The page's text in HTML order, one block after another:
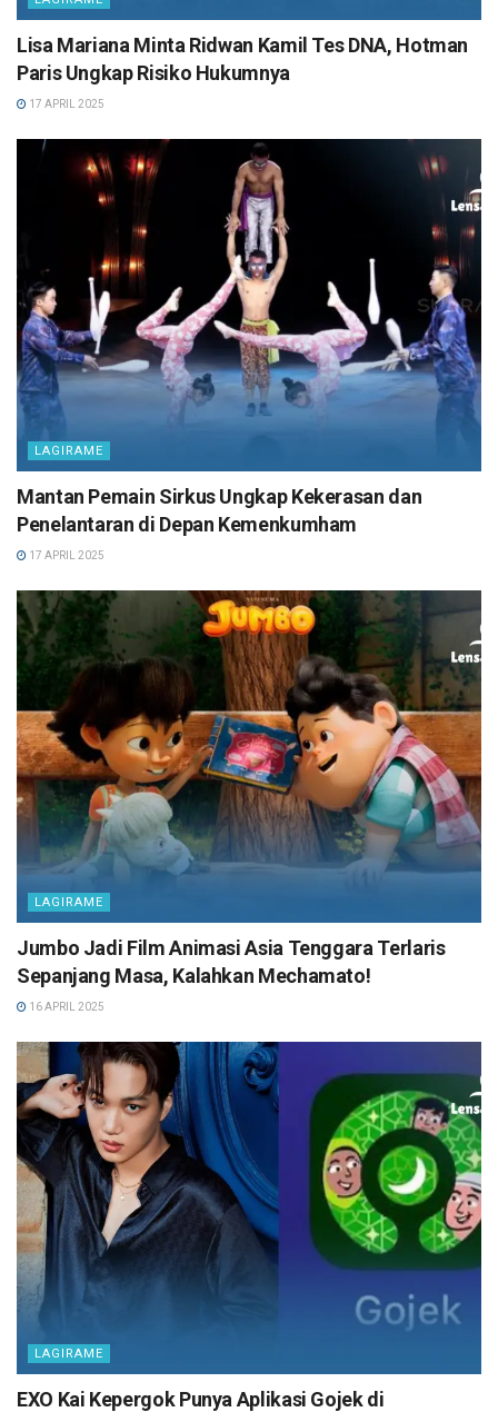
Lisa Mariana Minta Ridwan Kamil Tes DNA, Hotman
Paris Ungkap Risiko Hukumnya
17 APRIL 2025
LAGIRAME
Mantan Pemain Sirkus Ungkap Kekerasan dan
Penelantaran di Depan Kemenkumham
17 APRIL 2025
LAGIRAME
Jumbo Jadi Film Animasi Asia Tenggara Terlaris
Sepanjang Masa, Kalahkan Mechamato!
16 APRIL 2025
LAGIRAME
EXO Kai Kepergok Punya Aplikasi Gojek di